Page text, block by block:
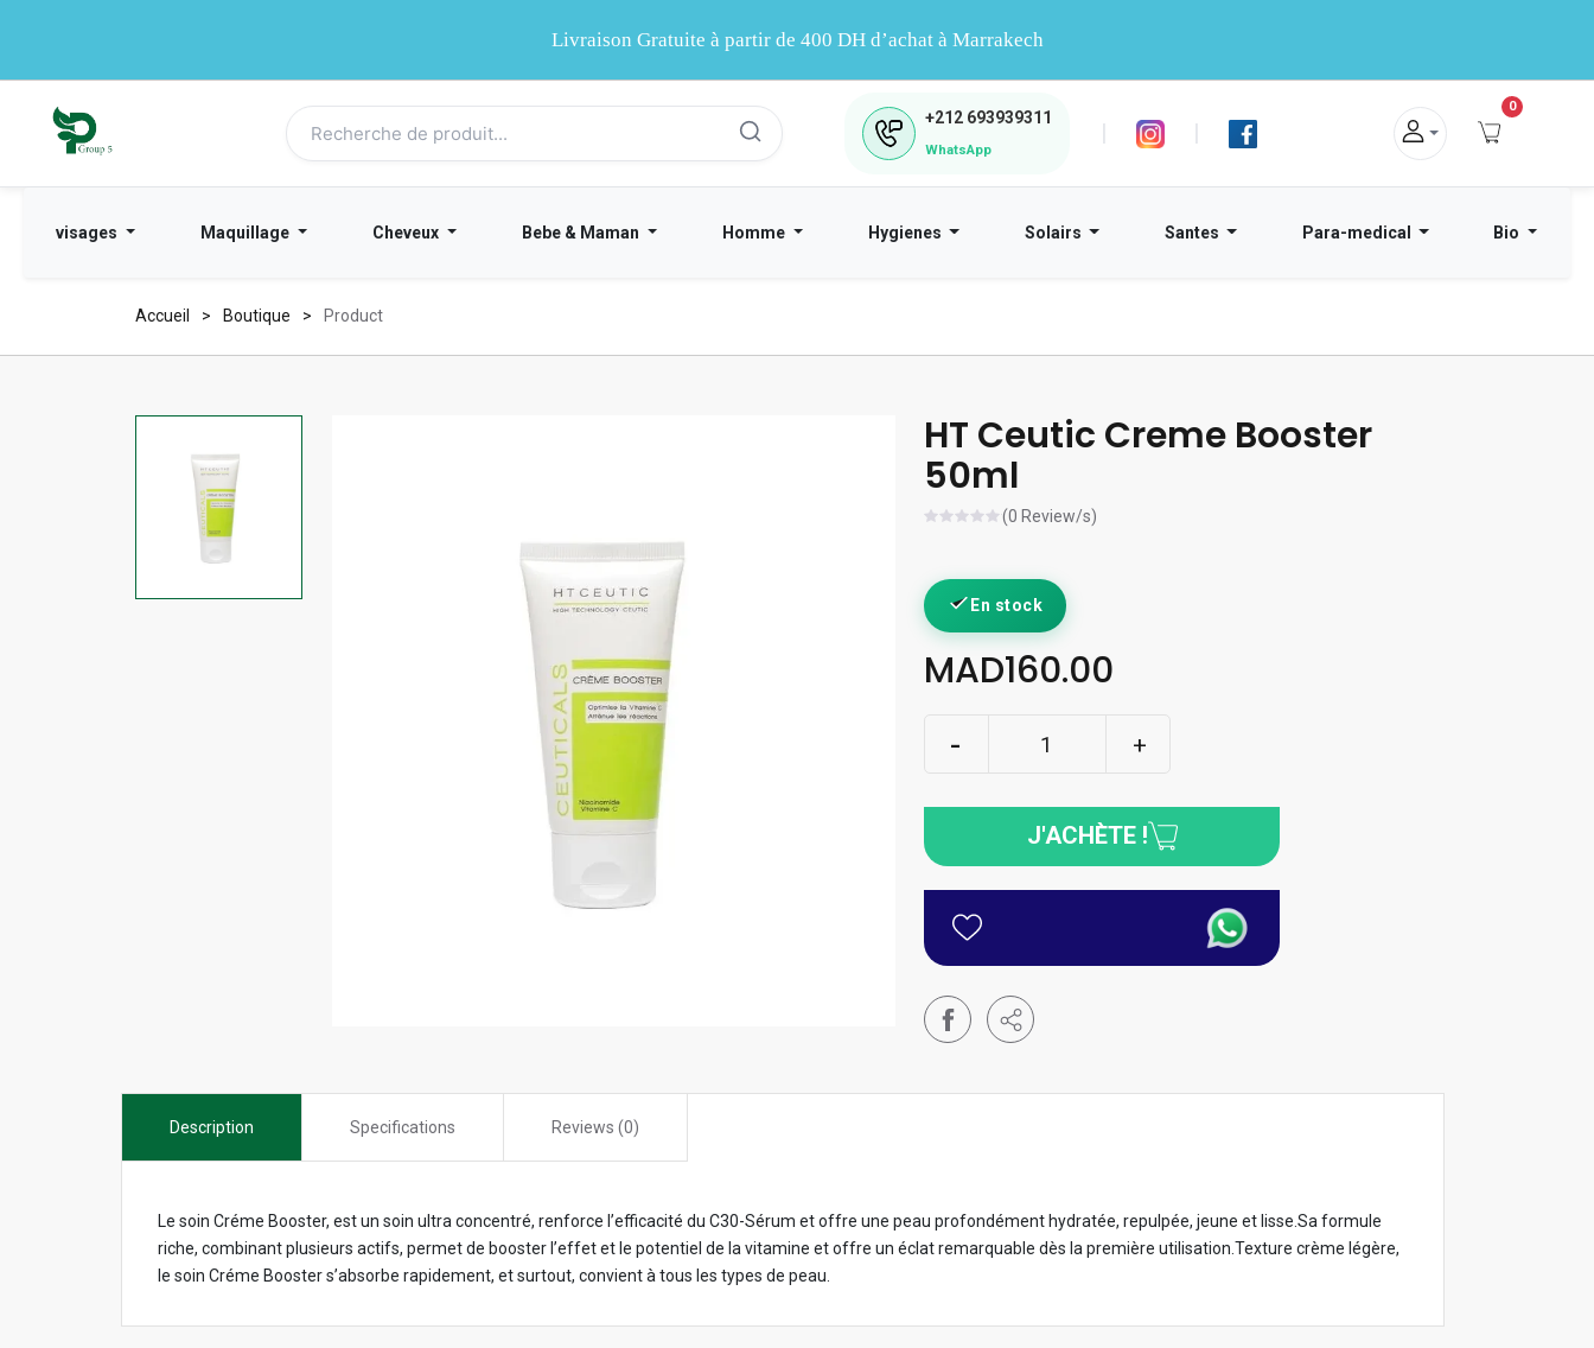
Livraison Gratuite à partir de 400 DH d’achat à Marrakech
+212 693939311
WhatsApp
| |
0
visages Maquillage Cheveux Bebe & Maman Homme Hygienes Solairs Santes Para-medical Bio
Accueil Boutique Product
HT Ceutic Creme Booster
50ml
(0 Review/s)
En stock
MAD160.00
J'ACHÈTE !
Description Specifications Reviews (0)
Le soin Créme Booster, est un soin ultra concentré, renforce l’efficacité du C30-Sérum et offre une peau profondément hydratée, repulpée, jeune et lisse.Sa formule
riche, combinant plusieurs actifs, permet de booster l’effet et le potentiel de la vitamine et offre un éclat remarquable dès la première utilisation.Texture crème légère,
le soin Créme Booster s’absorbe rapidement, et surtout, convient à tous les types de peau.